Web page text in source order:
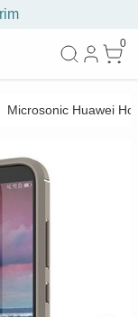
0
Microsonic Huawei